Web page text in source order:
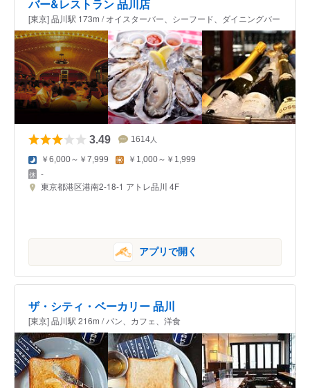
バー&レストラン 品川店
[東京] 品川駅 173m / オイスターバー、シーフード、ダイニングバー
3.49 1614 人
￥6,000～￥7,999 ￥1,000～￥1,999
-
東京都港区港南2-18-1 アトレ品川 4F
アプリで開く
ザ・シティ・ベーカリー 品川
[東京] 品川駅 216m / パン、カフェ、洋食